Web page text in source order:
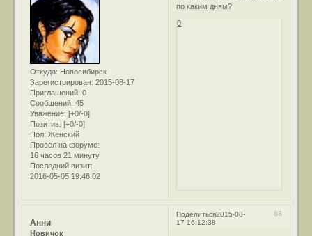
Откуда: Новосибирск
Зарегистрирован: 2015-08-17
Приглашений: 0
Сообщений: 45
Уважение: [+0/-0]
Позитив: [+0/-0]
Пол: Женский
Провел на форуме:
16 часов 21 минуту
Последний визит:
2016-05-05 19:46:02
по каким дням?
0
Поделиться 68
2015-08-
17 16:12:38
Анни
Новичок